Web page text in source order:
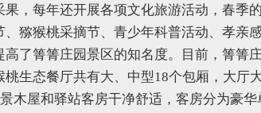
，每年还开展各项文化旅游活动，春季
猕猴桃采摘节、青少年科普活动、孝亲
高了箐箐庄园景区的知名度。目前，箐箐
生态餐厅共有大、中型18个包厢，大厅
木屋和驿站客房干净舒适，客房分为豪